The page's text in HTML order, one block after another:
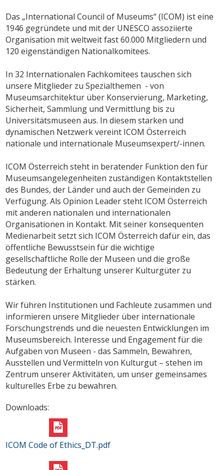
Das „International Council of Museums“ (ICOM) ist eine
1946 gegründete und mit der UNESCO assoziierte
Organisation mit weltweit fast 60.000 Mitgliedern und
120 eigenständigen Nationalkomitees.
In 32 Internationalen Fachkomitees tauschen sich
unsere Mitglieder zu Spezialthemen - von
Museumsarchitektur über Konservierung, Marketing,
Sicherheit, Sammlung und Vermittlung bis zu
Universitätsmuseen aus. In diesem starken und
dynamischen Netzwerk vereint ICOM Österreich
nationale und internationale Museumsexpert/-innen.
ICOM Österreich steht in beratender Funktion den für
Museumsangelegenheiten zuständigen Kontaktstellen
des Bundes, der Länder und auch der Gemeinden zu
Verfügung. Als Opinion Leader steht ICOM Österreich
mit anderen nationalen und internationalen
Organisationen in Kontakt. Mit seiner konsequenten
Medienarbeit setzt sich ICOM Österreich dafür ein, das
öffentliche Bewusstsein für die wichtige
gesellschaftliche Rolle der Museen und die große
Bedeutung der Erhaltung unserer Kulturgüter zu
stärken.
Wir führen Institutionen und Fachleute zusammen und
informieren unsere Mitglieder über internationale
Forschungstrends und die neuesten Entwicklungen im
Museumsbereich. Interesse und Engagement für die
Aufgaben von Museen - das Sammeln, Bewahren,
Ausstellen und Vermitteln von Kulturgut – stehen im
Zentrum unserer Aktivitäten, um unser gemeinsames
kulturelles Erbe zu bewahren.
Downloads:
ICOM Code of Ethics_DT.pdf